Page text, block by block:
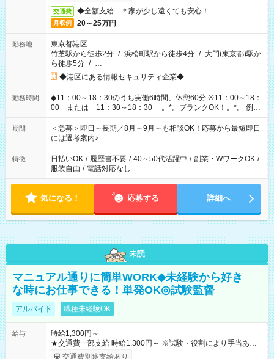
交通費 ◆全額支給 ＊家が少し遠くても安心！
月収例 20～25万円
勤務地
東京都港区
竹芝駅から徒歩2分 / 浜松町駅から徒歩4分 / 大門(東京都)駅か
ら徒歩5分 / …
◆港区にある情報セキュリティ企業◆
勤務時間
◆11：00～18：30のうち実働6時間、休憩60分 ※11：00～18：
00 または 11：30～18：30 。*。ブランクOK！。*。 例え
ば前職が、 在宅/財団法人/事務/コールセンター/受付/販売/カフェ
スタッフ スイーツ販売/ホテルフロント/化粧品販売/など 様々な
業界から入社して活躍されています♪
期間
＜急募＞即日～長期／8月～9月～も相談OK！応募から最短即日
には選考案内♪
特徴 日払いOK / 履歴書不要 / 40～50代活躍中 / 副業・WワークOK /
服装自由 / 電話対応なし
気になる！ 応募する 詳細へ
未読
マニュアル通りに簡単WORK◆未経験から好き
な時にお仕事できる！単発OK◎試験監督
アルバイト 職種未経験OK
給与
時給1,300円～
★交通費一部支給 時給1,300円～ ※試験・役割により手当あり
※勤務回数により昇給あり 【即給（前払い）オプションあ
交通費別途支給あり